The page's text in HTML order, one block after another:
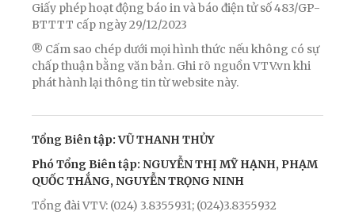
Giấy phép hoạt động báo in và báo điện tử số 483/GP-
BTTTT cấp ngày 29/12/2023
® Cấm sao chép dưới mọi hình thức nếu không có sự
chấp thuận bằng văn bản. Ghi rõ nguồn VTV.vn khi
phát hành lại thông tin từ website này.
Tổng Biên tập: VŨ THANH THỦY
Phó Tổng Biên tập: NGUYỄN THỊ MỸ HẠNH, PHẠM
QUỐC THẮNG, NGUYỄN TRỌNG NINH
Tổng đài VTV: (024) 3.8355931; (024)3.8355932